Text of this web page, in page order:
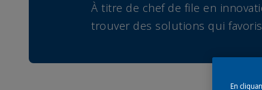
À titre de chef de file en
trouver des solutions qui
En